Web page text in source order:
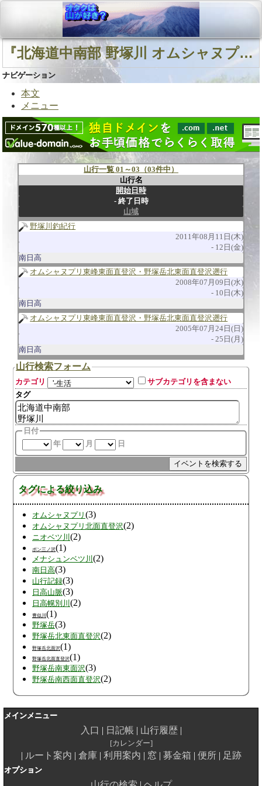
『北海道中南部 野塚川 オムシャヌプリ東峰東面直登沢』に関連する山行
ナビゲーション
本文
メニュー
山行一覧 01～03（03件中）
山行名
開始日時
終了日時
山域
野塚川釣紀行
2011年08月11日(木)
12日(金)
南日高
オムシャヌプリ東峰東面直登沢・野塚岳北東面直登沢遡行
2008年07月09日(水)
10日(木)
南日高
オムシャヌプリ東峰東面直登沢・野塚岳北東面直登沢遡行
2005年07月24日(日)
25日(月)
南日高
山行検索フォーム
カテゴリ
サブカテゴリを含まない
タグ
日付
年
月 日
タグによる絞り込み
オムシャヌプリ (3)
オムシャヌプリ北面直登沢(2)
ニオベツ川 (2)
ポン三ノ沢(1)
メナシュンベツ川 (2)
南日高(3)
山行記録(3)
日高山脈(3)
日高幌別川 (2)
豊似川 (1)
野塚岳(3)
野塚岳北東面直登沢(2)
野塚岳北面沢(1)
野塚岳北面直登沢(1)
野塚岳南東面沢(3)
野塚岳南西面直登沢(2)
メインメニュー
入口 日記帳 山行履歴
カレンダー
ルート案内 倉庫 利用案内 窓 募金箱 便所 足跡
オプション